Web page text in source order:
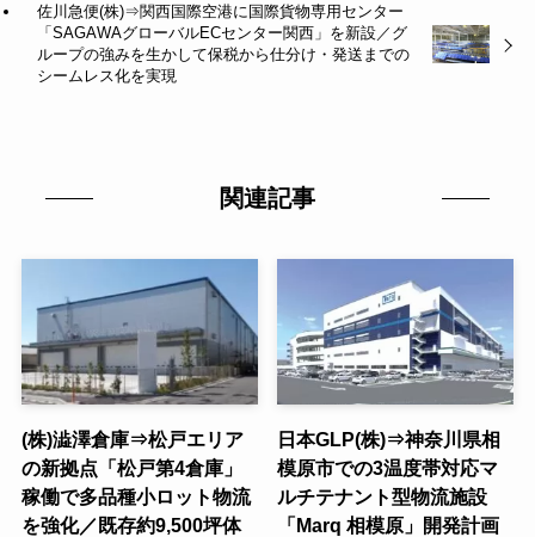
佐川急便(株)⇒関西国際空港に国際貨物専用センター
「SAGAWAグローバルECセンター関西」を新設／グ
ループの強みを生かして保税から仕分け・発送までの
シームレス化を実現
関連記事
(株)澁澤倉庫⇒松戸エリア
の新拠点「松戸第4倉庫」
稼働で多品種小ロット物流
を強化／既存約9,500坪体
日本GLP(株)⇒神奈川県相
模原市での3温度帯対応マ
ルチテナント型物流施設
「Marq 相模原」開発計画